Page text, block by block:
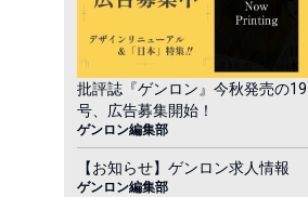
批評誌『ゲンロン』今秋発売の19
号、広告募集開始！
ゲンロン編集部
【お知らせ】ゲンロン求人情報
ゲンロン編集部